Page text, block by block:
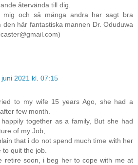
återvända till dig.
mig och så många andra har sagt bra
den här fantastiska mannen Dr. Oduduwa
juni 2021 kl. 07:15
to my wife 15 years Ago, she had a
few month.
together as a family, But she had
of my Job,
that i do not spend much time with her
quit the job.
retire soon, i beg her to cope with me at